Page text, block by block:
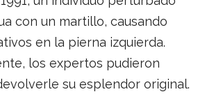
con un martillo, causando
en la pierna izquierda.
los expertos pudieron
su esplendor original.